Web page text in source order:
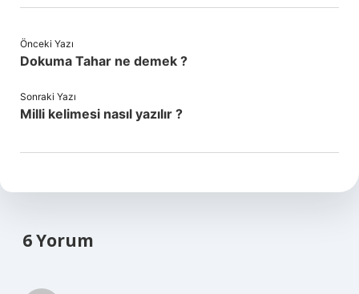
Önceki Yazı
Dokuma Tahar ne demek ?
Sonraki Yazı
Milli kelimesi nasıl yazılır ?
6 Yorum